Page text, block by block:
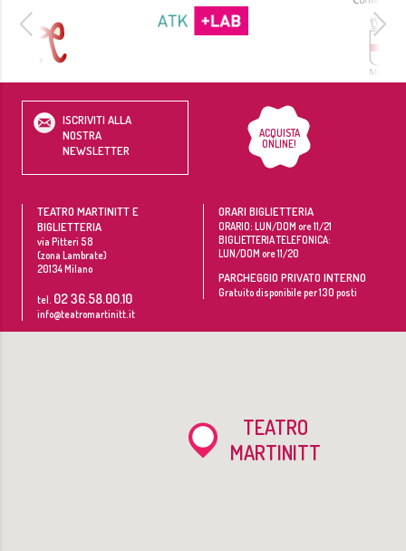
ISCRIVITI ALLA
NOSTRA
NEWSLETTER
ACQUISTA
ONLINE!
TEATRO MARTINITT E
BIGLIETTERIA
via Pitteri 58
(zona Lambrate)
20134Milano
tel. 02 36.58.00.10
info@teatromartinitt.it
ORARI BIGLIETTERIA
ORARIO: LUN/DOM ore 11/21
BIGLIETTERIA TELEFONICA:
LUN/DOM ore 11/20
PARCHEGGIO PRIVATO INTERNO
Gratuito disponibile per 130 posti
TEATRO
MARTINITT